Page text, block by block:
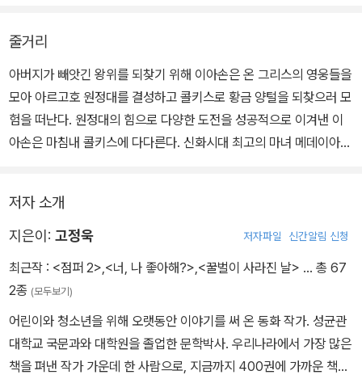
줄거리
아버지가 빼앗긴 왕위를 되찾기 위해 이아손은 온 그리스의 영웅들을
모아 아르고호 원정대를 결성하고 콜키스로 황금 양털을 되찾으러 모
험을 떠난다. 원정대의 힘으로 다양한 도전을 성공적으로 이겨낸 이
아손은 마침내 콜키스에 다다른다. 신화시대 최고의 마녀 메데이아의
저자 소개
지은이: 고정욱 저자파일 신간알림 신청
최근작 : <점퍼 2> <너, 나 좋아해?> <꿀벌이 사라진 날> … 총 67
2종 (모두보기)
어린이와 청소년을 위해 오랫동안 이야기를 써 온 동화 작가. 성균관
대학교 국문과와 대학원을 졸업한 문학박사. 우리나라에서 가장 많은
책을 펴낸 작가 가운데 한 사람으로, 지금까지 400권에 가까운 책을